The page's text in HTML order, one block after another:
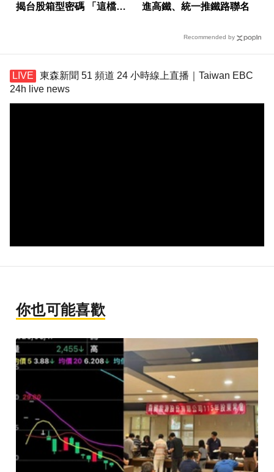
揭台股箱型密碼 「這檔」
進高鐵、統一推鐵路聯名
Recommended by
東森新聞 51 頻道 24 小時線上直播｜Taiwan EBC
24h live news
你也可能喜歡